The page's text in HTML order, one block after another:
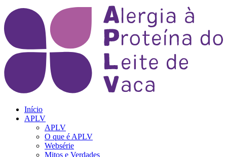
Início
APLV
APLV
O que é APLV
Websérie
Mitos e Verdades